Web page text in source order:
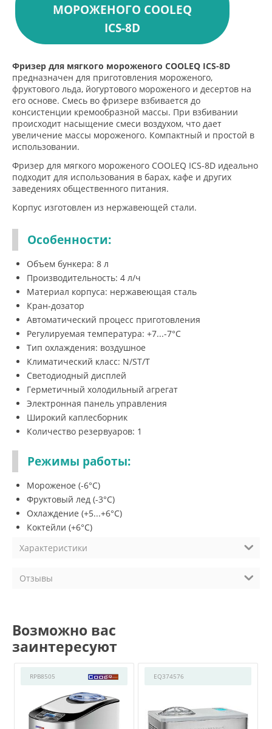
МОРОЖЕНОГО COOLEQ
ICS-8D
Фризер для мягкого мороженого COOLEQ ICS-8D
предназначен для приготовления мороженого,
фруктового льда, йогуртового мороженого и десертов на
его основе. Смесь во фризере взбивается до
консистенции кремообразной массы. При взбивании
происходит насыщение смеси воздухом, что дает
увеличение массы мороженого. Компактный и простой в
использовании.
Фризер для мягкого мороженого COOLEQ ICS-8D идеально
подходит для использования в барах, кафе и других
заведениях общественного питания.
Корпус изготовлен из нержавеющей стали.
Особенности:
Объем бункера: 8 л
Производительность: 4 л/ч
Материал корпуса: нержавеющая сталь
Кран-дозатор
Автоматический процесс приготовления
Регулируемая температура: +7...-7°С
Тип охлаждения: воздушное
Климатический класс: N/ST/T
Светодиодный дисплей
Герметичный холодильный агрегат
Электронная панель управления
Широкий каплесборник
Количество резервуаров: 1
Режимы работы:
Мороженое (-6°C)
Фруктовый лед (-3°C)
Охлаждение (+5...+6°C)
Коктейли (+6°C)
Характеристики
Отзывы
Возможно вас
заинтересуют
RPB8505 EQ374576